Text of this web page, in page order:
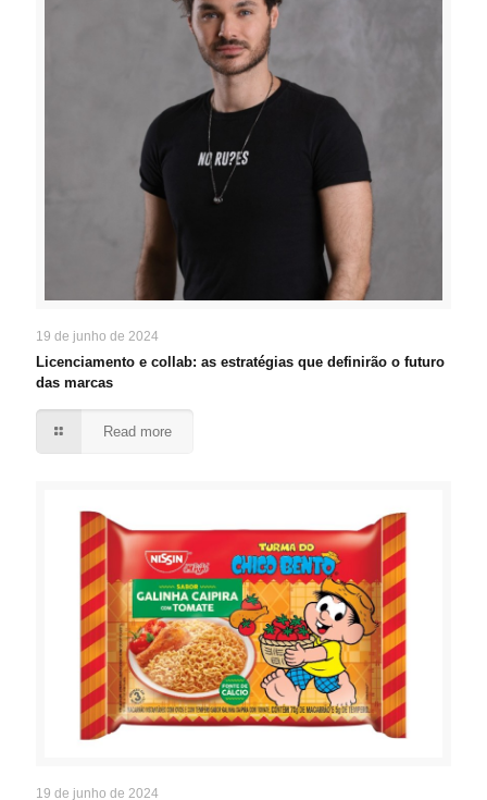
19 de junho de 2024
Licenciamento e collab: as estratégias que definirão o futuro
das marcas
Read more
19 de junho de 2024